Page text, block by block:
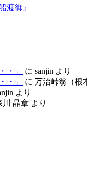
御』
・」 に sanjin より
・」
に 万治峠翁（根
より
川 晶章 より